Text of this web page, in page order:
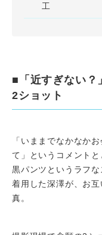
工
■「近すぎない？
2ショット
「いままでなかなか
て」というコメント
黒パンツというラフ
着用した深澤が、お
真。